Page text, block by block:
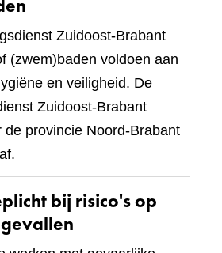
Zuidoost-Brabant
(zwem)baden voldoen aan
en veiligheid. De
Zuidoost-Brabant
de provincie Noord-Brabant
bij risico's op